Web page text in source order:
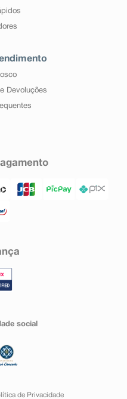
Devoluções
social
de Privacidade